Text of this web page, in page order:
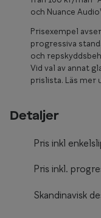
och Nuance
Prisexempel
progressiva
och
Vid val av annat
prislista. Läs mer
Detaljer
Pris inkl
Pris inkl.
Skandinavisk